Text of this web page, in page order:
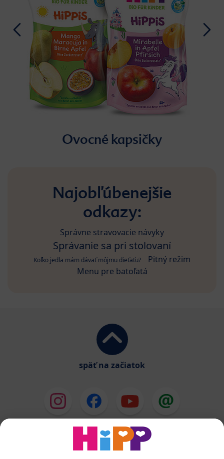
Ovocné kapsičky
Najobľúbenejšie
odkazy:
Správne stravovacie návyky
Správanie sa pri stolovaní
Koľko jedla mám dávať môjmu dieťaťu?
Pitný režim
Menu pre batoľatá
späť na začiatok
HiPP Mlieka
HiPP Príkrmy